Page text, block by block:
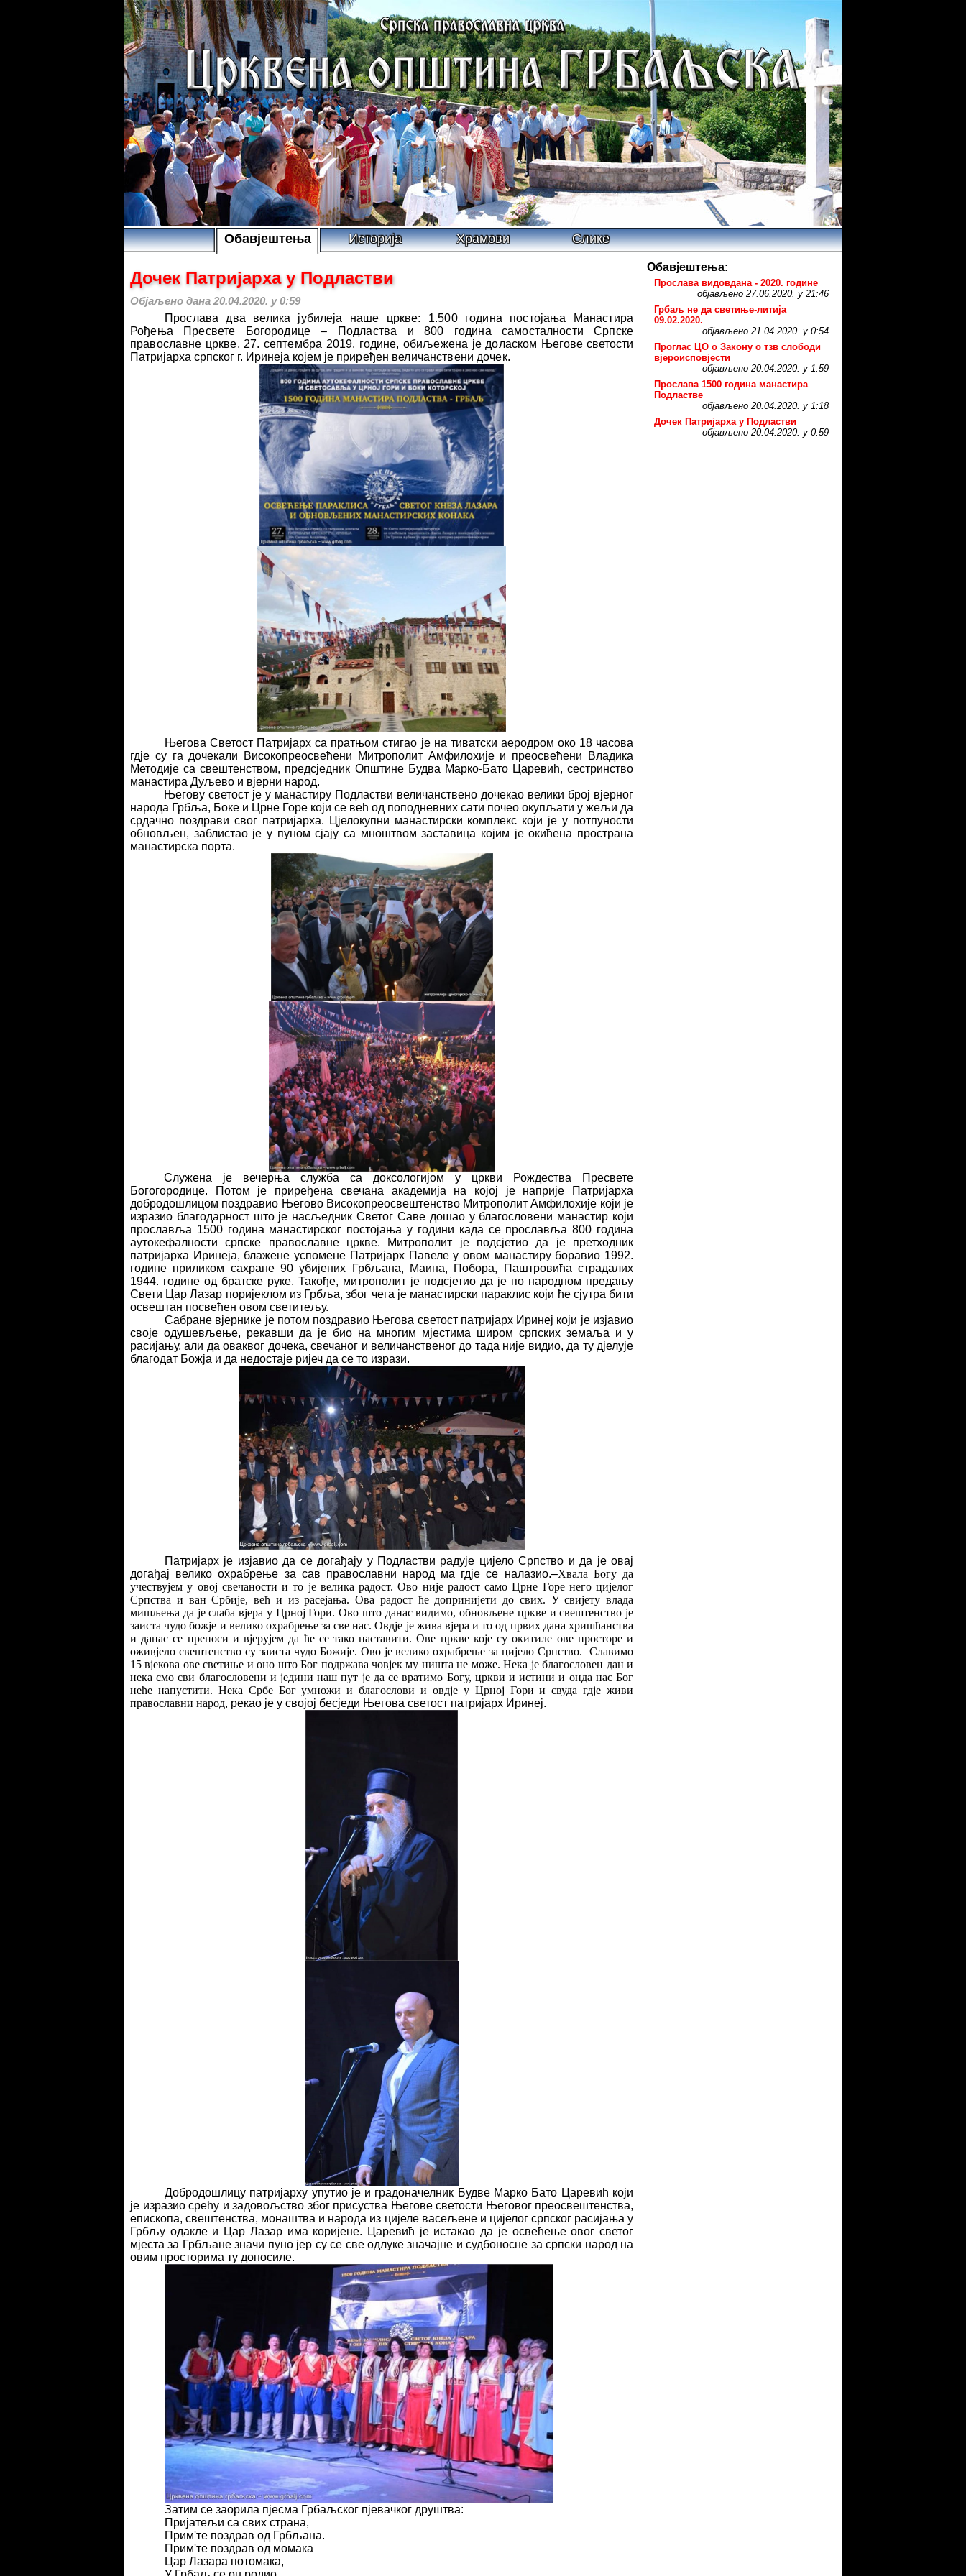
Обавјештења Историја Храмови Слике
Дочек Патријарха у Подластви
Објаљено дана 20.04.2020. у 0:59
Прослава два велика јубилеја наше цркве: 1.500 година постојања Манастира
Рођења Пресвете Богородице – Подластва и 800 година самосталности Српске
православне цркве, 27. септембра 2019. године, обиљежена је доласком Његове светости
Патријарха српског г. Иринеја којем је приређен величанствени дочек.
Његова Светост Патријарх са пратњом стигао је на тиватски аеродром око 18 часова
гдје су га дочекали Високопреосвећени Митрополит Амфилохије и преосвећени Владика
Методије са свештенством, предсједник Општине Будва Марко-Бато Царевић, сестринство
манастира Дуљево и вјерни народ.
Његову светост је у манастиру Подластви величанствено дочекао велики број вјерног
народа Грбља, Боке и Црне Горе који се већ од поподневних сати почео окупљати у жељи да
срдачно поздрави свог патријарха. Цјелокупни манастирски комплекс који је у потпуности
обновљен, заблистао је у пуном сјају са мноштвом заставица којим је окићена пространа
манастирска порта.
Служена је вечерња служба са доксологијом у цркви Рождества Пресвете
Богогородице. Потом је приређена свечана академија на којој је наприје Патријарха
добродошлицом поздравио Његово Високопреосвештенство Митрополит Амфилохије који је
изразио благодарност што је насљедник Светог Саве дошао у благословени манастир који
прославља 1500 година манастирског постојања у години када се прославља 800 година
аутокефалности српске православне цркве. Митрополит је подсјетио да је претходник
патријарха Иринеја, блажене успомене Патријарх Павеле у овом манастиру боравио 1992.
године приликом сахране 90 убијених Грбљана, Маина, Побора, Паштровића страдалих
1944. године од братске руке. Такође, митрополит је подсјетио да је по народном предању
Свети Цар Лазар поријеклом из Грбља, због чега је манастирски параклис који ће сјутра бити
освештан посвећен овом светитељу.
Сабране вјернике је потом поздравио Његова светост патријарх Иринеј који је изјавио
своје одушевљење, рекавши да је био на многим мјестима широм српских земаља и у
расијању, али да оваквог дочека, свечаног и величанственог до тада није видио, да ту дјелује
благодат Божја и да недостаје ријеч да се то изрази.
Патријарх је изјавио да се догађају у Подластви радује цијело Српство и да је овај
догађај велико охрабрење за сав православни народ ма гдје се налазио.–Хвала Богу да
учествујем у овој свечаности и то је велика радост. Ово није радост само Црне Горе него цијелог
Српства и ван Србије, већ и из расејања. Ова радост ће допринијети до свих. У свијету влада
мишљења да је слаба вјера у Црној Гори. Ово што данас видимо, обновљене цркве и свештенство је
заиста чудо божје и велико охрабрење за све нас. Овдје је жива вјера и то од првих дана хришћанства
и данас се преноси и вјерујем да ће се тако наставити. Oве цркве које су окитиле ове просторе и
оживјело свештенство су заиста чудо Божије. Ово је велико охрабрење за цијело Српство. Славимо
15 вјекова ове светиње и оно што Бог подржава човјек му ништа не може. Нека је благословен дан и
нека смо сви благословени и једини наш пут је да се вратимо Богу, цркви и истини и онда нас Бог
неће напустити. Нека Србе Бог умножи и благослови и овдје у Црној Гори и свуда гдје живи
православни народ, рекао је у својој бесједи Његова светост патријарх Иринеј.
Добродошлицу патријарху упутио је и градоначелник Будве Марко Бато Царевић који
је изразио срећу и задовољство због присуства Његове светости Његовог преосвештенства,
епископа, свештенства, монаштва и народа из цијеле васељене и цијелог српског расијања у
Грбљу одакле и Цар Лазар има коријене. Царевић је истакао да је освећење овог светог
мјеста за Грбљане значи пуно јер су се све одлуке значајне и судбоносне за српски народ на
овим просторима ту доносиле.
Затим се заорила пјесма Грбаљског пјевачког друштва:
Пријатељи са свих страна,
Прим'те поздрав од Грбљана.
Прим'те поздрав од момака
Цар Лазара потомака,
Обавјештења:
Прослава видовдана - 2020. године
објављено 27.06.2020. у 21:46
Грбаљ не да светиње-литија
09.02.2020.
објављено 21.04.2020. у 0:54
Проглас ЦО о Закону о тзв слободи
вјероисповјести
објављено 20.04.2020. у 1:59
Прослава 1500 година манастира
Подластве
објављено 20.04.2020. у 1:18
Дочек Патријарха у Подластви
објављено 20.04.2020. у 0:59